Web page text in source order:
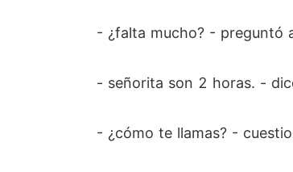
- ¿falta mucho? - preguntó
- señorita son 2 horas. -
- ¿cómo te llamas? -